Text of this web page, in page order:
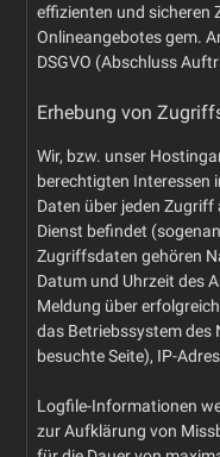
effizienten und sicheren
Onlineangebotes gem.
DSGVO (Abschluss
Erhebung von
Wir, bzw. unser
berechtigten Interessen
Daten über jeden Zugriff
Dienst befindet
Zugriffsdaten gehören
Datum und Uhrzeit des
Meldung über
das Betriebssystem des
besuchte Seite), IP-
Logfile-Informationen
zur Aufklärung von